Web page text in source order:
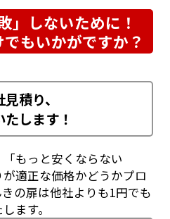
」しないために！
もいかがですか？
積り、
します！
「もっと安くならない
適正な価格かどうかプロ
の扉は他社よりも1円でも
ます。